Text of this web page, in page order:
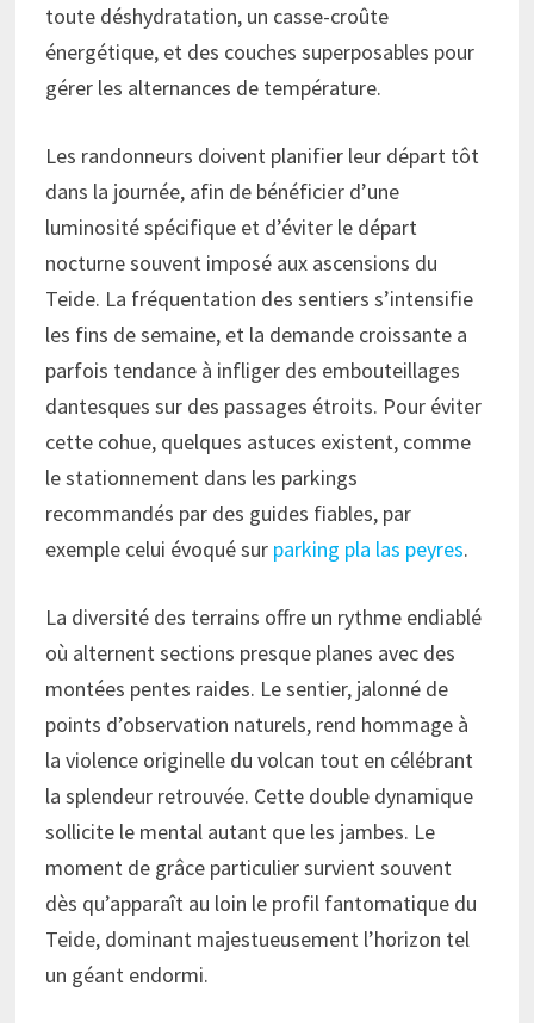
toute déshydratation, un casse-croûte
énergétique, et des couches superposables pour
gérer les alternances de température.
Les randonneurs doivent planifier leur départ tôt
dans la journée, afin de bénéficier d’une
luminosité spécifique et d’éviter le départ
nocturne souvent imposé aux ascensions du
Teide. La fréquentation des sentiers s’intensifie
les fins de semaine, et la demande croissante a
parfois tendance à infliger des embouteillages
dantesques sur des passages étroits. Pour éviter
cette cohue, quelques astuces existent, comme
le stationnement dans les parkings
recommandés par des guides fiables, par
exemple celui évoqué sur parking pla las peyres.
La diversité des terrains offre un rythme endiablé
où alternent sections presque planes avec des
montées pentes raides. Le sentier, jalonné de
points d’observation naturels, rend hommage à
la violence originelle du volcan tout en célébrant
la splendeur retrouvée. Cette double dynamique
sollicite le mental autant que les jambes. Le
moment de grâce particulier survient souvent
dès qu’apparaît au loin le profil fantomatique du
Teide, dominant majestueusement l’horizon tel
un géant endormi.